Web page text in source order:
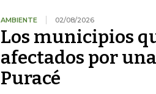
AMBIENTE 02/08/2026
Los municipios
afectados por
Puracé